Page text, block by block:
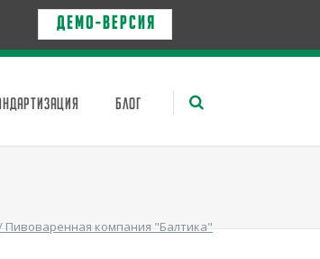
Д Е М О - в е р с и я
БЛОГ
Пивоваренная компания "Балтика"